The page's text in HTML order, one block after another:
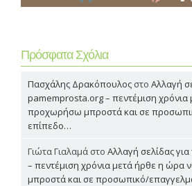
Πρόσφατα Σχόλια
Πασχάλης Δρακόπουλος στο Αλλαγή
pamemprosta.org – πεντέμιση
προχωρήσω μπροστά και σε
επίπεδο…
Γιώτα Γιαλαμά στο Αλλαγή σελίδας
– πεντέμιση χρόνια μετά ήρθε η
μπροστά και σε προσωπικό/